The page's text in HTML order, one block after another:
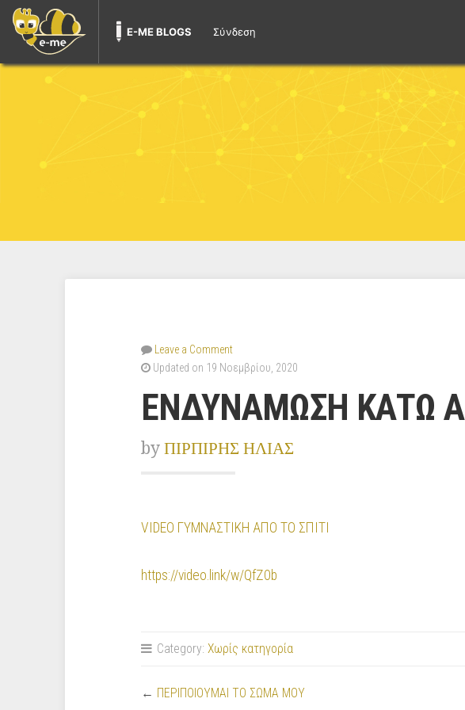
E-ME BLOGS Σύνδεση
Leave a Comment
Updated on 19 Νοεμβρίου, 2020
ΕΝΔΥΝΑΜΩΣΗ ΚΑΤΩ
by ΠΙΡΠΙΡΗΣ ΗΛΙΑΣ
VIDEO ΓΥΜΝΑΣΤΙΚΗ ΑΠΟ ΤΟ ΣΠΙΤΙ
https://video.link/w/QfZ0b
Category: Χωρίς κατηγορία
← ΠΕΡΙΠΟΙΟΥΜΑΙ ΤΟ ΣΩΜΑ ΜΟΥ